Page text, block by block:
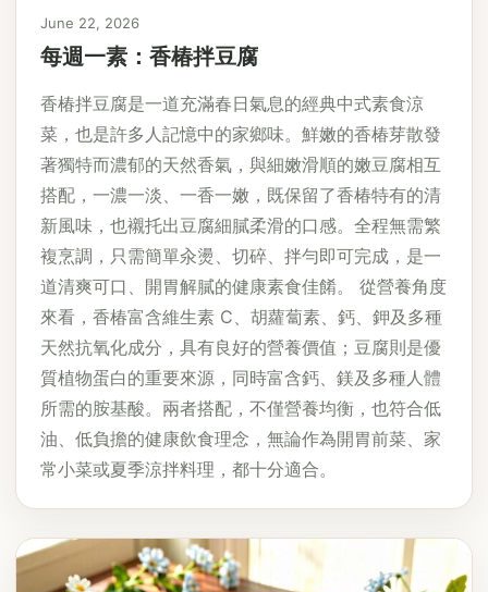
June 22, 2026
每週一素：香椿拌豆腐
香椿拌豆腐是一道充滿春日氣息的經典中式素食涼
菜，也是許多人記憶中的家鄉味。鮮嫩的香椿芽散發
著獨特而濃郁的天然香氣，與細嫩滑順的嫩豆腐相互
搭配，一濃一淡、一香一嫩，既保留了香椿特有的清
新風味，也襯托出豆腐細膩柔滑的口感。全程無需繁
複烹調，只需簡單汆燙、切碎、拌勻即可完成，是一
道清爽可口、開胃解膩的健康素食佳餚。 從營養角度
來看，香椿富含維生素 C、胡蘿蔔素、鈣、鉀及多種
天然抗氧化成分，具有良好的營養價值；豆腐則是優
質植物蛋白的重要來源，同時富含鈣、鎂及多種人體
所需的胺基酸。兩者搭配，不僅營養均衡，也符合低
油、低負擔的健康飲食理念，無論作為開胃前菜、家
常小菜或夏季涼拌料理，都十分適合。